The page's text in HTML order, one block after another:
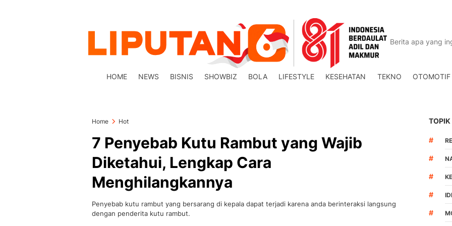
HOME NEWS BISNIS SHOWBIZ BOLA LIFESTYLE KESEHATAN TEKNO OTOMOTIF
Home Hot
7 Penyebab Kutu Rambut yang Wajib
Diketahui, Lengkap Cara
Menghilangkannya
Penyebab kutu rambut yang bersarang di kepala dapat terjadi karena anda berinteraksi langsung
dengan penderita kutu rambut.
TOPIK
#
#
#
#
#